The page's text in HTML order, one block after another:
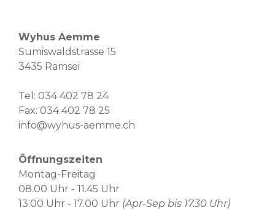
Wyhus Aemme
Sumiswaldstrasse 15
3435 Ramsei
Tel: 034 402 78 24
Fax: 034 402 78 25
info@wyhus-aemme.ch
Öffnungszeiten
Montag-Freitag
08.00 Uhr - 11.45 Uhr
13.00 Uhr - 17.00 Uhr (Apr-Sep bis 17.30 Uhr)